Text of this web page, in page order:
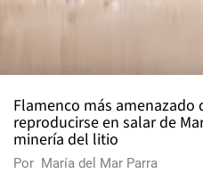
Flamenco más
reproducirse en salar de
minería del litio
Por María del Mar Parra